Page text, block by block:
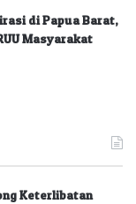
di Papua Barat,
Masyarakat
Keterlibatan